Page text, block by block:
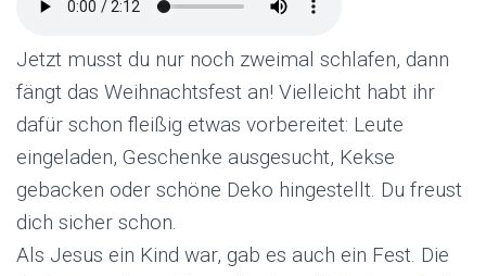
Jetzt musst du nur noch zweimal schlafen, dann
fängt das Weihnachtsfest an! Vielleicht habt ihr
dafür schon fleißig etwas vorbereitet: Leute
eingeladen, Geschenke ausgesucht, Kekse
gebacken oder schöne Deko hingestellt. Du freust
dich sicher schon.
Als Jesus ein Kind war, gab es auch ein Fest. Die